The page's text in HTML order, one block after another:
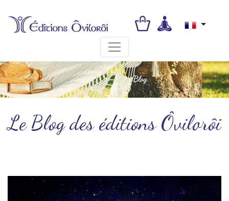
Toggle navigation
Le Blog des éditions Ôvilorôi